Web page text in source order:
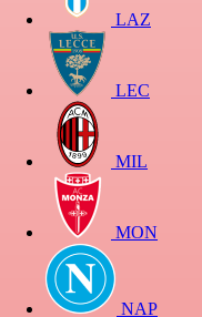
LAZ
LEC
MIL
MON
NAP